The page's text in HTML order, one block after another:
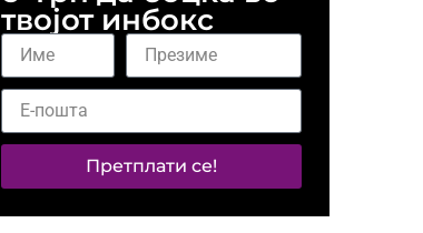
твојот инбокс
Претплати се!